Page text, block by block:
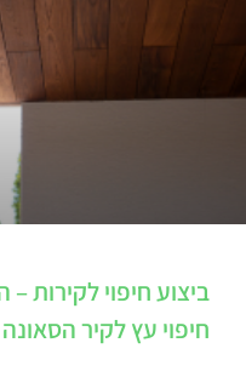
ביצוע חיפוי לקירות
חיפוי עץ לקיר הסאונה